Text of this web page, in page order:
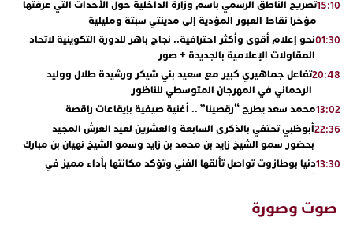
15:10تصريح الناطق الرسمي باسم وزارة الداخلية حول الأحداث التي عرفتها
مؤخرا نقاط العبور المؤدية إلى مدينتي سبتة ومليلية
01:30نحو إعلام أقوى وأكثر احترافية.. نجاح باهر للدورة التكوينية لاتحاد
المقاولات الإعلامية بالجديدة + صور
20:48تفاعل جماهيري كبير مع سعيد بني شيكر ورشيدة طلال ووليد
الرحماني في المهرجان المتوسطي للناظور
13:02محمد سعد يطرح “رقصينا” .. أغنية صيفية بإيقاعات راقصة
22:36أبوظبي تحتفي بالذكرى السابعة والعشرين لعيد العرش المجيد
بحضور سمو الشيخ زايد بن محمد بن زايد وسمو الشيخ نهيان بن مبارك
13:30دنيا بوطازوت تواصل تألقها الفني وتؤكد مكانتها بأداء مميز في
رهينتين من قبضة ذي سوابق بالجديدة
صوت وصورة